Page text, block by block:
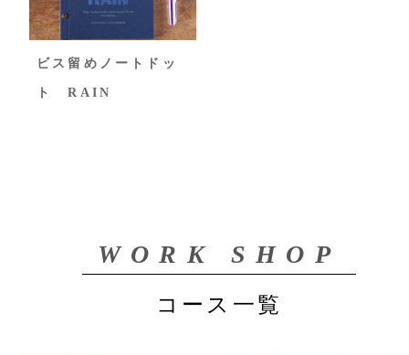
ビス留めノートドッ
ト RAIN
WORK SHOP
コース一覧